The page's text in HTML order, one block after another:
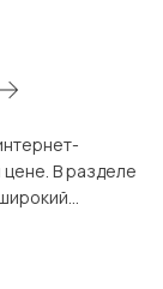
Подмосковью,